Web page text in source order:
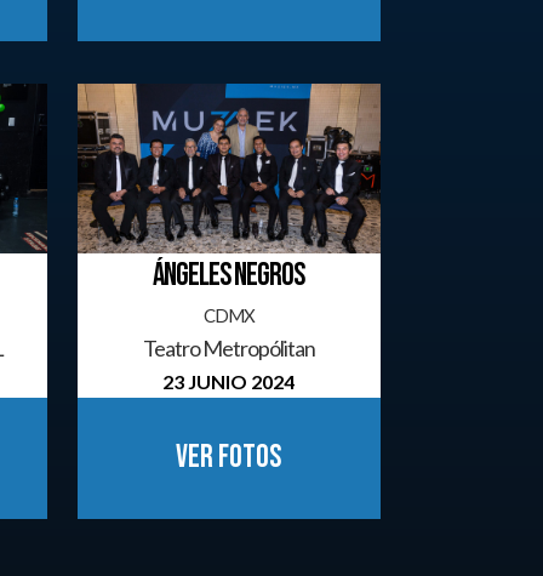
ÁNGELES NEGROS
CDMX
Teatro Metropólitan
23 JUNIO 2024
Ver fotos